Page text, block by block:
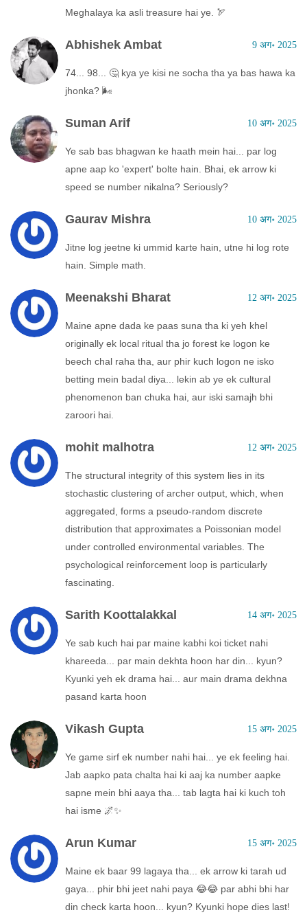
Meghalaya ka asli treasure hai ye. 🏹
Abhishek Ambat 9 अग॰ 2025
74... 98... 🤔 kya ye kisi ne socha tha ya bas hawa ka
jhonka? 🌬️
Suman Arif 10 अग॰ 2025
Ye sab bas bhagwan ke haath mein hai... par log
apne aap ko 'expert' bolte hain. Bhai, ek arrow ki
speed se number nikalna? Seriously?
Gaurav Mishra 10 अग॰ 2025
Jitne log jeetne ki ummid karte hain, utne hi log rote
hain. Simple math.
Meenakshi Bharat 12 अग॰ 2025
Maine apne dada ke paas suna tha ki yeh khel
originally ek local ritual tha jo forest ke logon ke
beech chal raha tha, aur phir kuch logon ne isko
betting mein badal diya... lekin ab ye ek cultural
phenomenon ban chuka hai, aur iski samajh bhi
zaroori hai.
mohit malhotra 12 अग॰ 2025
The structural integrity of this system lies in its
stochastic clustering of archer output, which, when
aggregated, forms a pseudo-random discrete
distribution that approximates a Poissonian model
under controlled environmental variables. The
psychological reinforcement loop is particularly
fascinating.
Sarith Koottalakkal 14 अग॰ 2025
Ye sab kuch hai par maine kabhi koi ticket nahi
khareeda... par main dekhta hoon har din... kyun?
Kyunki yeh ek drama hai... aur main drama dekhna
pasand karta hoon
Vikash Gupta 15 अग॰ 2025
Ye game sirf ek number nahi hai... ye ek feeling hai.
Jab aapko pata chalta hai ki aaj ka number aapke
sapne mein bhi aaya tha... tab lagta hai ki kuch toh
hai isme 🌌✨
Arun Kumar 15 अग॰ 2025
Maine ek baar 99 lagaya tha... ek arrow ki tarah ud
gaya... phir bhi jeet nahi paya 😂😂 par abhi bhi har
din check karta hoon... kyun? Kyunki hope dies last!